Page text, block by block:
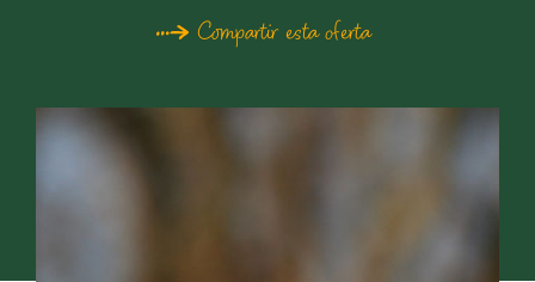
Compartir esta oferta